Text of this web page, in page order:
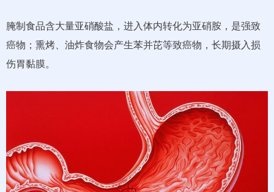
腌制食品含大量亚硝酸盐，进入体内转化为亚硝胺，是强致
癌物；熏烤、油炸食物会产生苯并芘等致癌物，长期摄入损
伤胃黏膜。